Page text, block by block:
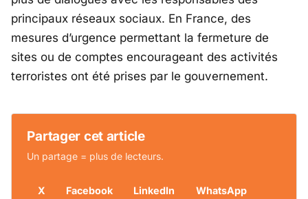
principaux réseaux sociaux. En France, des
mesures d’urgence permettant la fermeture de
sites ou de comptes encourageant des activités
terroristes ont été prises par le gouvernement.
Partager cet article
Un partage = plus de lecteurs.
X Facebook LinkedIn WhatsApp